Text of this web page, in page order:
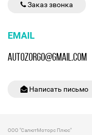
Заказ звонка
EMAIL
AUTOZORGO@GMAIL.COM
Написать письмо
ООО "СалютМоторс Плюс"